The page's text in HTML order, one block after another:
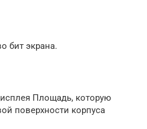
бит экрана.
Площадь, которую
поверхности корпуса